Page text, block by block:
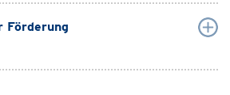
Förderung